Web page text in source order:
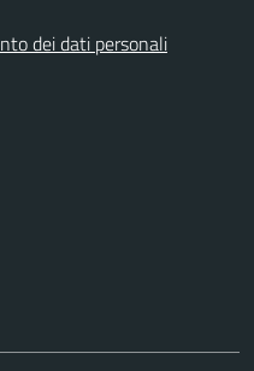
dei dati personali